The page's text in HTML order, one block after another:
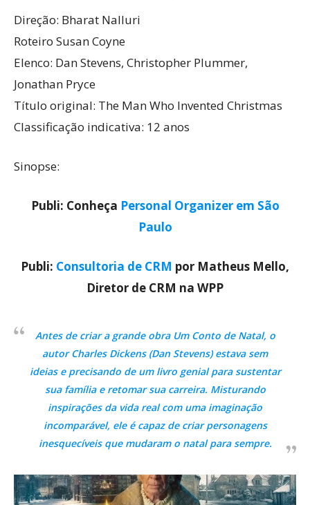
Direção: Bharat Nalluri
Roteiro Susan Coyne
Elenco: Dan Stevens, Christopher Plummer,
Jonathan Pryce
Título original: The Man Who Invented Christmas
Classificação indicativa: 12 anos
Sinopse:
Publi: Conheça Personal Organizer em São
Paulo
Publi: Consultoria de CRM por Matheus Mello,
Diretor de CRM na WPP
Antes de criar a grande obra Um Conto de Natal, o
autor Charles Dickens (Dan Stevens) estava sem
ideias e precisando de um livro genial para sustentar
sua família e retomar sua carreira. Misturando
inspirações da vida real com uma imaginação
incomparável, ele é capaz de criar personagens
inesquecíveis que mudaram o natal para sempre.